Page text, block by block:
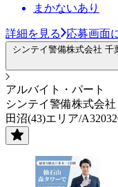
まかないあり
詳細を見る 応募画面
シンテイ警備株式会社 千
アルバイト・パート
シンテイ警備株式会
田沼(43)エリア/